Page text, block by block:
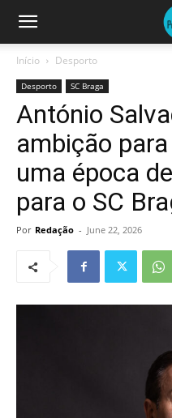
Início Desporto
Desporto SC Braga
António
ambição
uma época
para o SC
Por Redação - June 22, 2026